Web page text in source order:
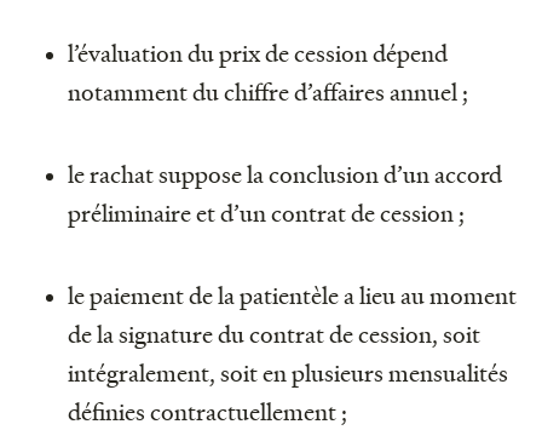
l’évaluation du prix de cession dépend
notamment du chiffre d’affaires annuel ;
le rachat suppose la conclusion d’un accord
préliminaire et d’un contrat de cession ;
le paiement de la patientèle a lieu au moment
de la signature du contrat de cession, soit
intégralement, soit en plusieurs mensualités
définies contractuellement ;